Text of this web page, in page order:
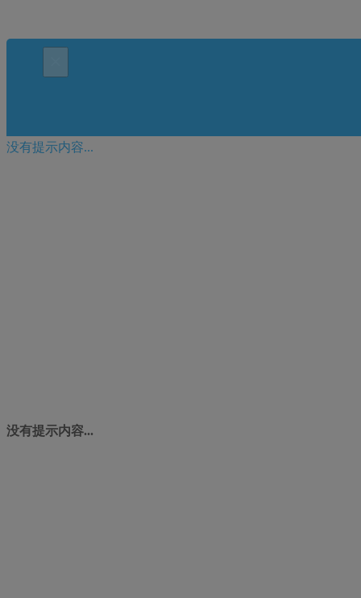
没有提示内容...
没有提示内容...